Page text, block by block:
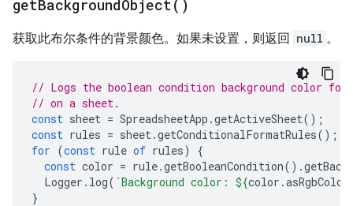
getBackgroundObject( )
获取此布尔条件的背景颜色。如果未设置，则返回 null 。
// Logs the boolean condition background color
// on a sheet.
const sheet = SpreadsheetApp .getActiveSheet();
const rules = sheet.getConditionalFormatRules();
for (const rule of rules)
{
const color = rule.getBooleanCondition().
Logger . log( `Background color: ${color .asRgbColor
}